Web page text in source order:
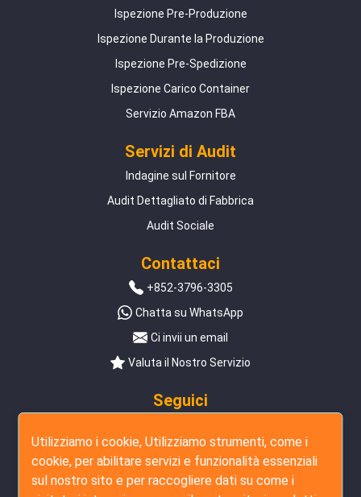
Ispezione Pre-Produzione
Ispezione Durante la Produzione
Ispezione Pre-Spedizione
Ispezione Carico Container
Servizio Amazon FBA
Servizi di Audit
Indagine sul Fornitore
Audit Dettagliato di Fabbrica
Audit Sociale
Contattaci
+852-3796-3305
Chatta su WhatsApp
Ci invii un email
Valuta il Nostro Servizio
Seguici
Utilizziamo i cookie, Utilizziamo strumenti, come i
cookie, per abilitare servizi e funzionalità essenziali
sul nostro sito e per raccogliere dati su come i